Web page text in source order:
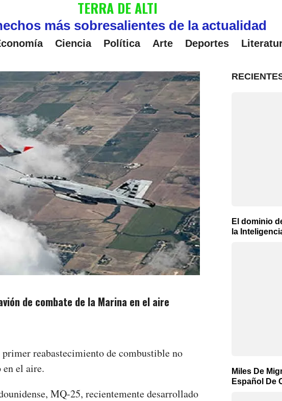
TERRA DE ALTI
más sobresalientes de la actualidad
Ciencia Política Arte Deportes
de combate de la Marina en el aire
reabastecimiento de combustible no
el aire.
MQ-25, recientemente desarrollado
El dominio
la
Miles De
Español De